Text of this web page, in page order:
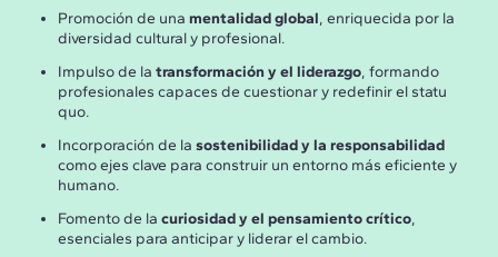
Promoción de una mentalidad global, enriquecida por la
diversidad cultural y profesional.
Impulso de la transformación y el liderazgo, formando
profesionales capaces de cuestionar y redefinir el statu
quo.
Incorporación de la sostenibilidad y la responsabilidad
como ejes clave para construir un entorno más eficiente y
humano.
Fomento de la curiosidad y el pensamiento crítico,
esenciales para anticipar y liderar el cambio.